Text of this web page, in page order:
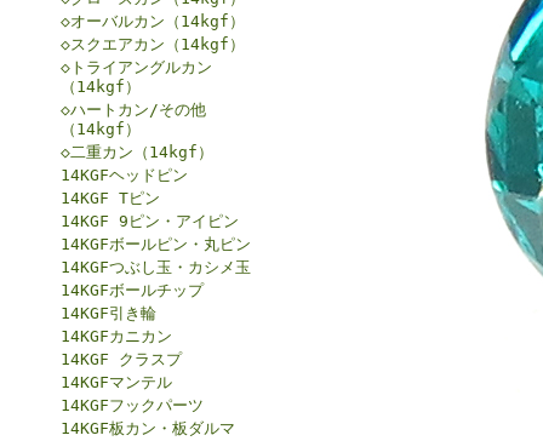
◇オーバルカン（14kgf）
◇スクエアカン（14kgf）
◇トライアングルカン
（14kgf）
◇ハートカン/その他
（14kgf）
◇二重カン（14kgf）
14KGFヘッドピン
14KGF Tピン
14KGF 9ピン・アイピン
14KGFボールピン・丸ピン
14KGFつぶし玉・カシメ玉
14KGFボールチップ
14KGF引き輪
14KGFカニカン
14KGF クラスプ
14KGFマンテル
14KGFフックパーツ
14KGF板カン・板ダルマ